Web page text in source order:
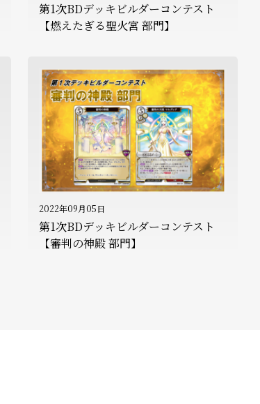
第1次BDデッキビルダーコンテスト
【燃えたぎる聖火宮 部門】
2022年09月05日
第1次BDデッキビルダーコンテスト
【審判の神殿 部門】